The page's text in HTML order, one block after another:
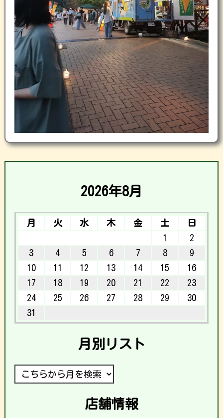
2026年8月
月 火 水 木 金 土
日
1
2
3
4 5 6 7 8
9
10
11 12 13 14 15
16
17
18 19 20 21 22
23
24
25 26 27 28 29
30
31
月別リスト
店舗情報